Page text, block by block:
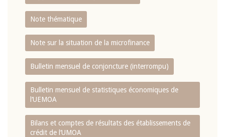
Note thématique
Note sur la situation de la microfinance
Bulletin mensuel de conjoncture (interrompu)
Bulletin mensuel de statistiques économiques de
l‘UEMOA
Bilans et comptes de résultats des établissements de
crédit de l‘UMOA